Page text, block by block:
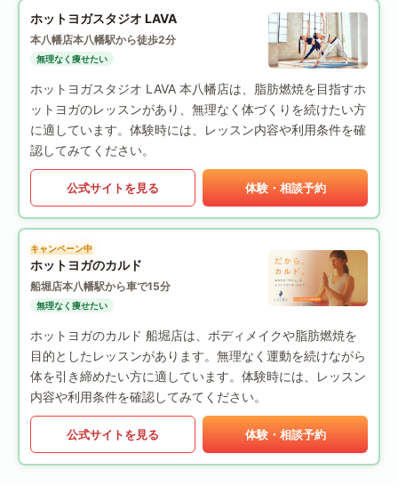
ホットヨガスタジオ LAVA
本八幡店本八幡駅から徒歩2分
無理なく痩せたい
ホットヨガスタジオ LAVA 本八幡店は、脂肪燃焼を目指すホ
ットヨガのレッスンがあり、無理なく体づくりを続けたい方
に適しています。体験時には、レッスン内容や利用条件を確
認してみてください。
公式サイトを見る 体験・相談予約
キャンペーン中
ホットヨガのカルド
船堀店本八幡駅から車で15分
無理なく痩せたい
ホットヨガのカルド 船堀店は、ボディメイクや脂肪燃焼を
目的としたレッスンがあります。無理なく運動を続けながら
体を引き締めたい方に適しています。体験時には、レッスン
内容や利用条件を確認してみてください。
公式サイトを見る 体験・相談予約